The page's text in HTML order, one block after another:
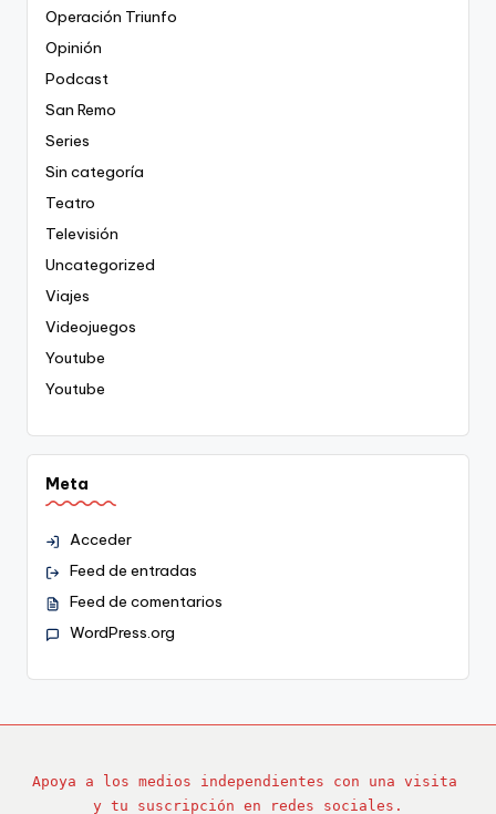
Operación Triunfo
Opinión
Podcast
San Remo
Series
Sin categoría
Teatro
Televisión
Uncategorized
Viajes
Videojuegos
Youtube
Youtube
Meta
Acceder
Feed de entradas
Feed de comentarios
WordPress.org
Apoya a los medios independientes con una visita
y tu suscripción en redes sociales.